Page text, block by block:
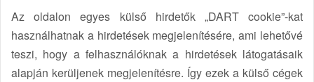
Az oldalon egyes külső hirdetők „DART cookie”-kat
használhatnak a hirdetések megjelenítésére, ami lehetővé
teszi, hogy a felhasználóknak a hirdetések látogatásaik
alapján kerüljenek megjelenítésre. Így ezek a külső cégek